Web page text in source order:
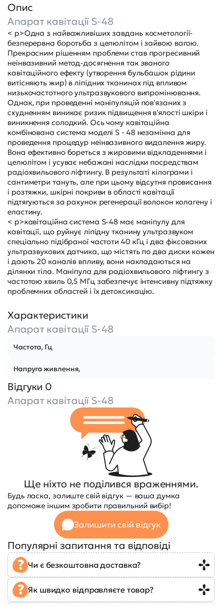
Опис
Апарат кавітації S-48
< p>Одна з найважливіших завдань косметології-
безперервна боротьба з целюлітом і зайвою вагою.
Прекрасним рішенням проблеми став прогресивний
неінвазивний метод-досягнення так званого
кавітаційного ефекту (утворення бульбашок рідини
витісняють жир) в ліпідних тканинах під впливом
низькочастотного ультразвукового випромінювання.
Однак, при проведенні маніпуляцій пов'язаних з
схудненням виникає ризик підвищення в'ялості шкіри і
виникнення солодкий. Ось чому кавітаційна
комбінована система моделі S - 48 незамінна для
проведення процедур неінвазивного видалення жиру.
Вона ефективно бореться з жировими відкладеннями і
целюлітом і усуває небажані наслідки посредствам
радіохвильового ліфтингу. В результаті кілограми і
сантиметри тануть, але при цьому відсутня провисання
і розтяжки, шкірні покриви в області кавітації
підтягуються за рахунок регенерації волокон колагену і
еластину.
< p>кавітаційна система S-48 має маніпулу для
кавітації, що руйнує ліпідну тканину ультразвуком
спеціально підібраної частоти 40 кГц і два фіксованих
ультразвукових датчика, що містять по два диски кожен
і дають 20 каналів впливу, вони накладаються на
ділянки тіла. Маніпула для радіохвильового ліфтингу з
частотою хвиль 0,5 МГц забезпечує інтенсивну підтяжку
проблемних областей і їх детоксикацію.
Характеристики
Апарат кавітації S-48
Частота, Гц
Напруга живлення,
Відгуки 0
Апарат кавітації S-48
Ще ніхто не поділився враженнями.
Будь ласка, залиште свій відгук — ваша думка
допоможе іншим зробити правильний вибір!
Залишити свій відгук
Популярні запитання та відповіді
Чи є безкоштовна доставка?
Як швидко відправляєте товар?